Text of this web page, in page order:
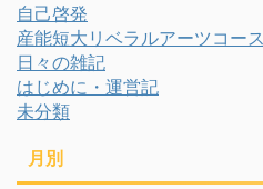
自己啓発
産能短大リベラルアーツコース
日々の雑記
はじめに・運営記
未分類
月別